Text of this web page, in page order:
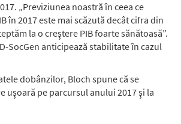
„Previziunea noastră în ceea ce
în 2017 este mai scăzută decât cifra din
la o creştere PIB foarte sănătoasă”.
SocGen anticipează stabilitate în cazul
dobânzilor, Bloch spune că se
uşoară pe parcursul anului 2017 şi la